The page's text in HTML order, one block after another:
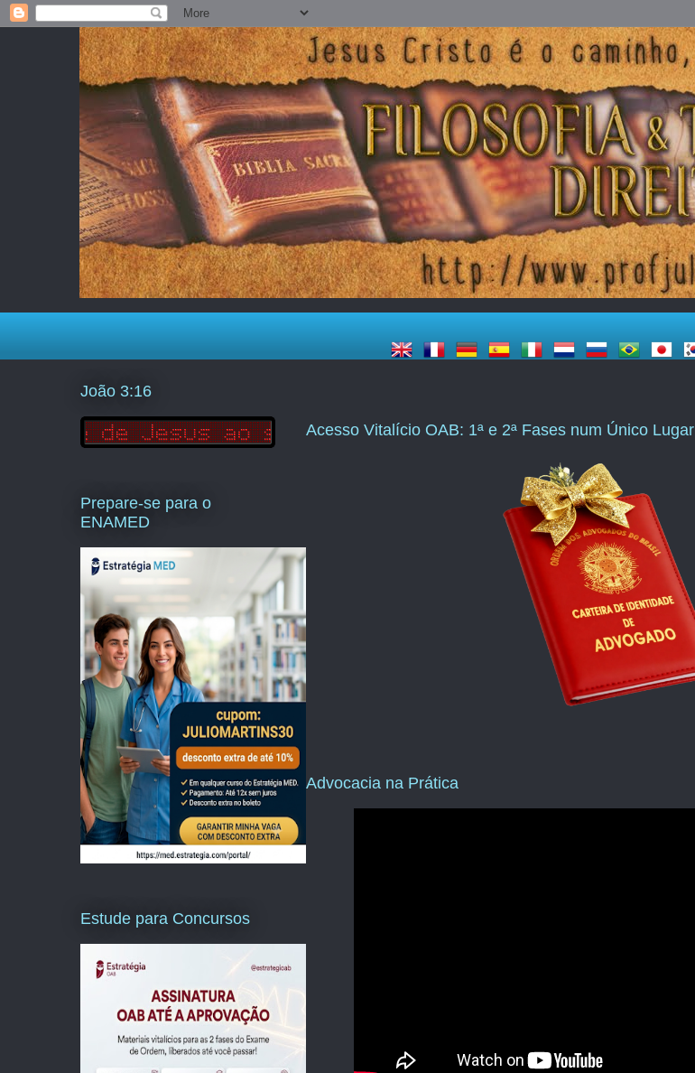
Acesso Vitalício OAB: 1ª e 2ª Fases num Único Lugar
Advocacia na Prática
João 3:16
Prepare-se para o
ENAMED
Estude para Concursos